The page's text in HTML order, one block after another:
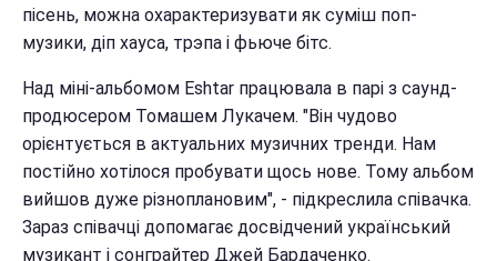
пісень, можна охарактеризувати як суміш поп-
музики, діп хауса, трэпа і фьюче бітс.
Над міні-альбомом Eshtar працювала в парі з саунд-
продюсером Томашем Лукачем. "Він чудово
орієнтується в актуальних музичних тренди. Нам
постійно хотілося пробувати щось нове. Тому альбом
вийшов дуже різноплановим", - підкреслила співачка.
Зараз співачці допомагає досвідчений український
музикант і сонграйтер Джей Бардаченко.